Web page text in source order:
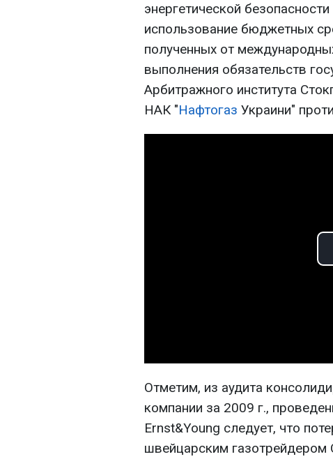
энергетической
использование бюджетных
полученных от
выполнения обязательств
Арбитражного института
НАК "Нафтогаз Украини"
Отметим, из аудита
компании за 2009 г.,
Ernst&Young следует, что
швейцарским газотрейдером